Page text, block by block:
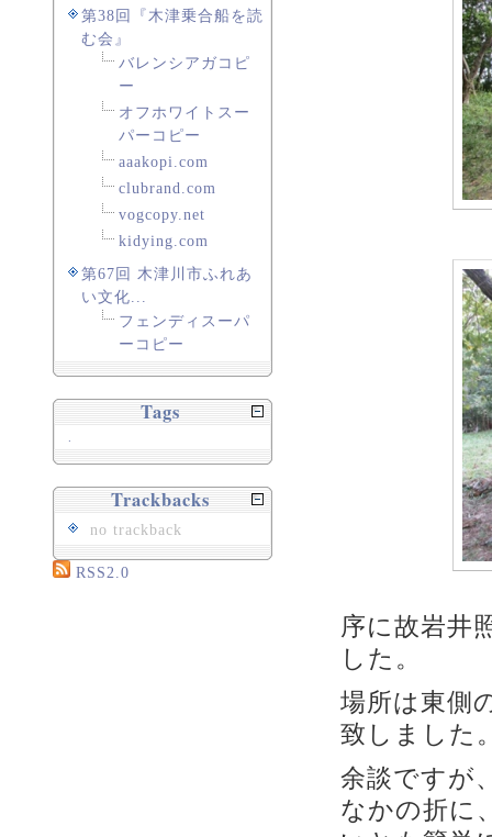
序に故岩井
した。
場所は東側
致しました
余談ですが
なかの折に
第38回『木津乗合船を読
む会』
バレンシアガコピ
ー
オフホワイトスー
パーコピー
aaakopi.com
clubrand.com
vogcopy.net
kidying.com
第67回 木津川市ふれあ
い文化...
フェンディスーパ
ーコピー
Tags
Trackbacks
no trackback
RSS2.0